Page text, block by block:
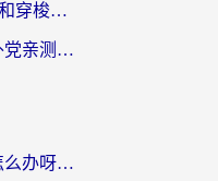
Quickback VPN好用吗？和穿梭VPN对比哪个回国效果更好？海外党必看的真实测评与选择指南
穿梭和快喵好用吗？海外党亲测3款回国加速器，附日本回国VPN避坑指南
汽水到国外不能用了吗怎么办呀？海外党追剧看片的救星在这里！